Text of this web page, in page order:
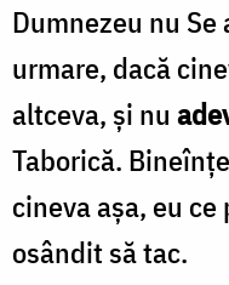
Dumnezeu nu
urmare, dacă
altceva, și nu
Taborică.
cineva așa, eu
osândit să tac.